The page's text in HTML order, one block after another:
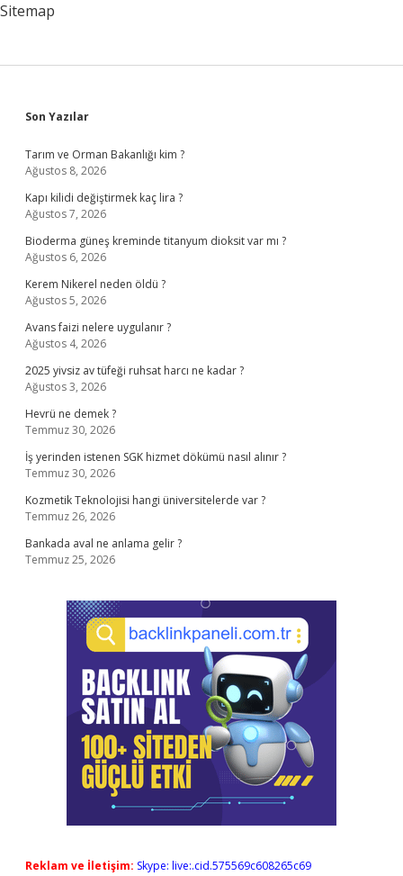
Sitemap
Sidebar
Son Yazılar
Tarım ve Orman Bakanlığı kim ?
Ağustos 8, 2026
Kapı kilidi değiştirmek kaç lira ?
Ağustos 7, 2026
Bioderma güneş kreminde titanyum dioksit var mı ?
Ağustos 6, 2026
Kerem Nikerel neden öldü ?
Ağustos 5, 2026
Avans faizi nelere uygulanır ?
Ağustos 4, 2026
2025 yivsiz av tüfeği ruhsat harcı ne kadar ?
Ağustos 3, 2026
Hevrü ne demek ?
Temmuz 30, 2026
İş yerinden istenen SGK hizmet dökümü nasıl alınır ?
Temmuz 30, 2026
Kozmetik Teknolojisi hangi üniversitelerde var ?
Temmuz 26, 2026
Bankada aval ne anlama gelir ?
Temmuz 25, 2026
Reklam ve İletişim: Skype: live:.cid.575569c608265c69